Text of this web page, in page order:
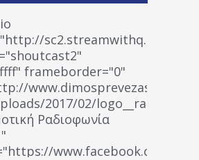
frameborder="0"
www.dimosprevezas.gr/wp-
2017/02/
Ραδιοφωνία
www.facebook.com/